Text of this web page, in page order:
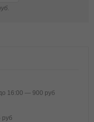
16:00 — 900 руб